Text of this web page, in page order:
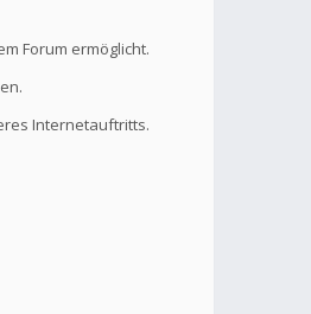
Forum ermöglicht.
Internetauftritts.